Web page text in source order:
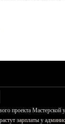
проекта Мастерской
зарплаты у